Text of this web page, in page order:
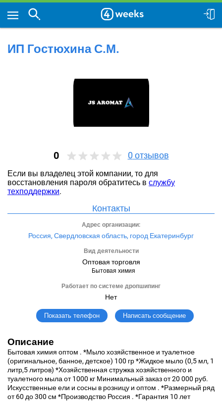
ИП Гостюхина С.М.
0 0 отзывов
Если вы владелец этой компании, то для
восстановления пароля обратитесь в службу
техподдержки.
Контакты
Адрес организации:
Россия, Свердловская область, город Екатеринбург
Вид деятельности
Оптовая торговля
Бытовая химия
Работает по системе дропшипинг
Нет
Показать телефон Написать сообщение
Описание
Бытовая химия оптом . *Мыло хозяйственное и туалетное
(оригинальное, банное, детское) 100 гр *Жидкое мыло (0,5 мл, 1
литр,5 литров) *Хозяйственная стружка хозяйственного и
туалетного мыла от 1000 кг Минимальный заказ от 20 000 руб.
Искусственные ели и сосны в розницу и оптом . *Размерный ряд
от 60 до 300 см *Производство Россия . *Гарантия 10 лет